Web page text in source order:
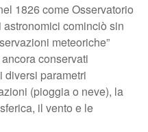
1826 come Osservatorio
cominciò sin
meteoriche”
conservati
diversi parametri
(pioggia o neve), la
il vento e le